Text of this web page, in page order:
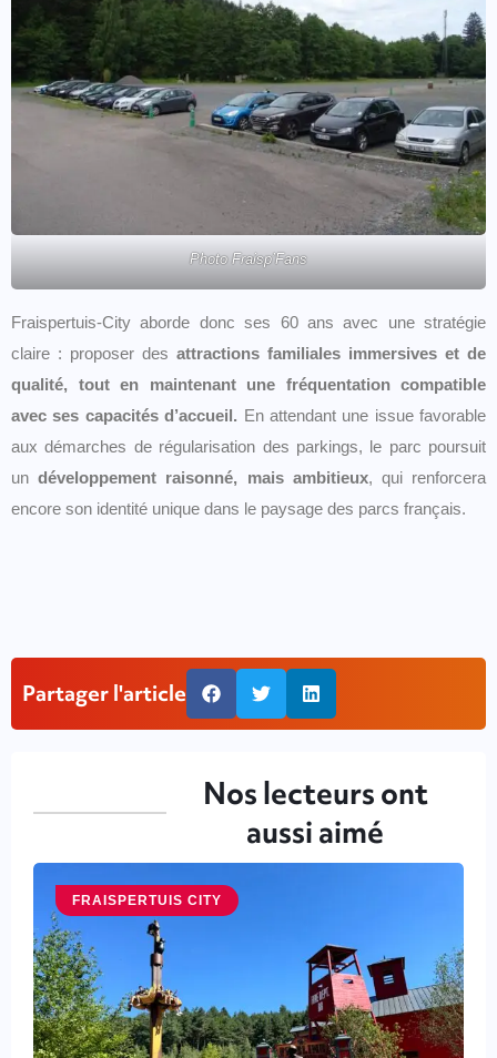
Photo Fraisp’Fans
Fraispertuis-City aborde donc ses 60 ans avec une stratégie
claire : proposer des attractions familiales immersives et de
qualité, tout en maintenant une fréquentation compatible
avec ses capacités d’accueil. En attendant une issue favorable
aux démarches de régularisation des parkings, le parc poursuit
undéveloppement raisonné, mais ambitieux, qui renforcera
encore son identité unique dans le paysage des parcs français.
Partager l'article
Nos lecteurs ont
aussi aimé
FRAISPERTUIS CITY